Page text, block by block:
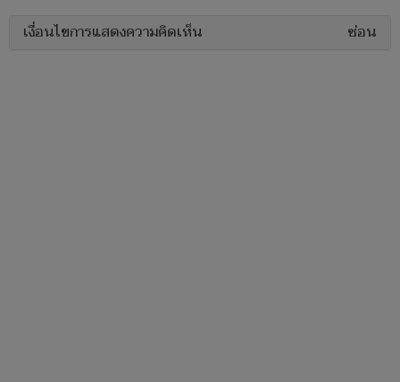
เงื่อนไขการแสดงความคิดเห็น ซ่อน